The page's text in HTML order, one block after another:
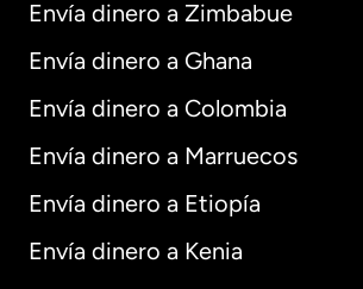
Envía dinero a Zimbabue
Envía dinero a Ghana
Envía dinero a Colombia
Envía dinero a Marruecos
Envía dinero a Etiopía
Envía dinero a Kenia